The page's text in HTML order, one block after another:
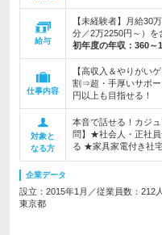
給与
【未経験者】月給30
分／2万2250円～）を
初年度の年収： 360～
仕事内容
【高収入＆やりがい
割⇒超・手厚いサポ
円以上も目指せる！
対象と
なる方
本音で話せる！カジ
問】★社会人・正社
る ★家具家電付き社
企業データ
設立：2015年1月／従業員数：212
東京都